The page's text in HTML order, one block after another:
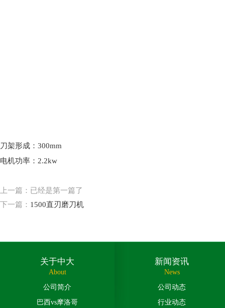
刀架形成：300mm
电机功率：2.2kw
上一篇：已经是第一篇了
下一篇： 1500直刃磨刀机
关于中大
About
公司简介
巴西vs摩洛哥
新闻资讯
News
公司动态
行业动态